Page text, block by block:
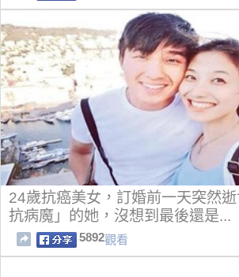
24歲抗癌美女，訂婚前一天突然
抗病魔」的她，沒想到最後還是...
5892觀看